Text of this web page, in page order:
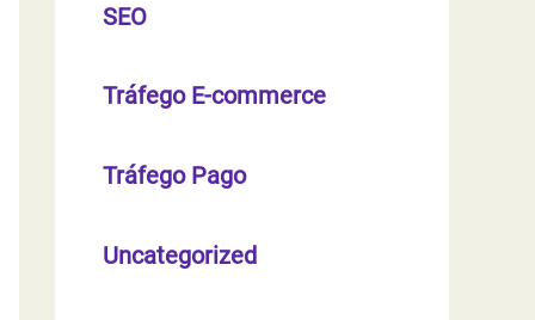
SEO
Tráfego E-commerce
Tráfego Pago
Uncategorized